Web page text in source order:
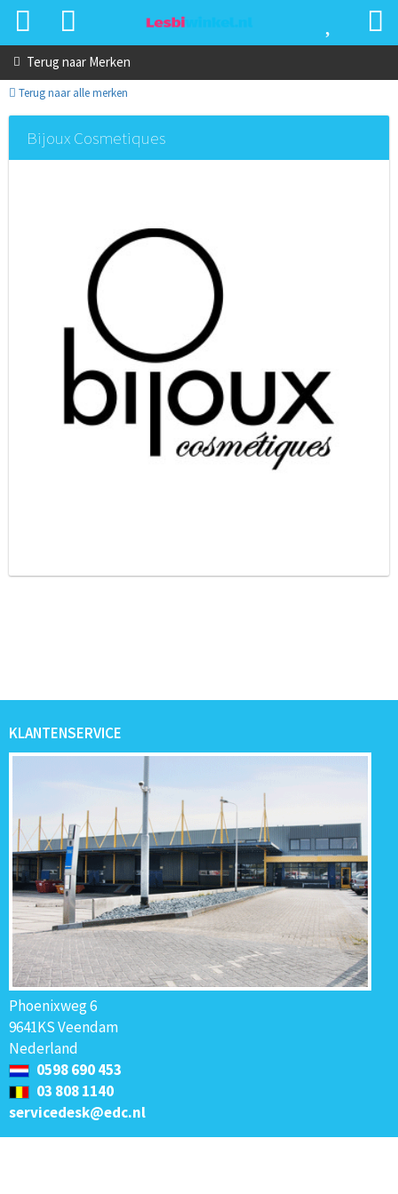
Terug naar Merken
Terug naar alle merken
Bijoux Cosmetiques
KLANTENSERVICE
Phoenixweg 6
9641KS Veendam
Nederland
0598 690 453
03 808 1140
servicedesk@edc.nl